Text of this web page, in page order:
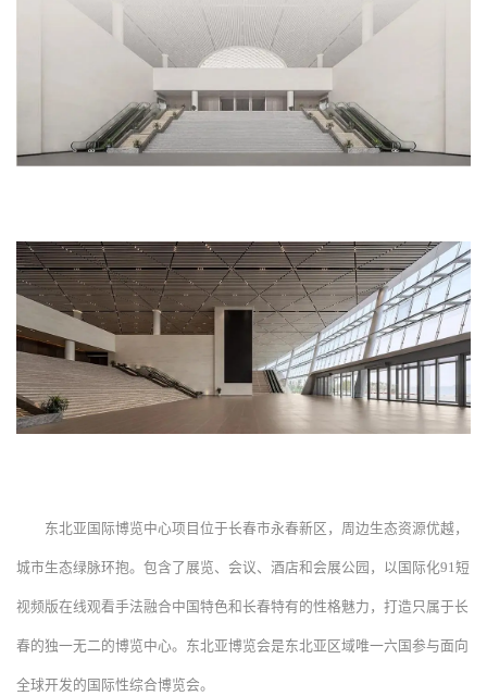
东北亚国际博览中心项目位于长春市永春新区，周边生态资源优越，
城市生态绿脉环抱。包含了展览、会议、酒店和会展公园，以国际化91短
视频版在线观看手法融合中国特色和长春特有的性格魅力，打造只属于长
春的独一无二的博览中心。东北亚博览会是东北亚区域唯一六国参与面向
全球开发的国际性综合博览会。